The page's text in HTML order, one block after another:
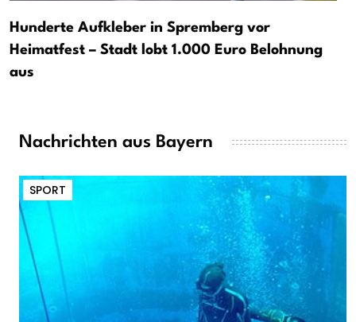
Hunderte Aufkleber in Spremberg vor
Heimatfest – Stadt lobt 1.000 Euro Belohnung
aus
Nachrichten aus Bayern
SPORT